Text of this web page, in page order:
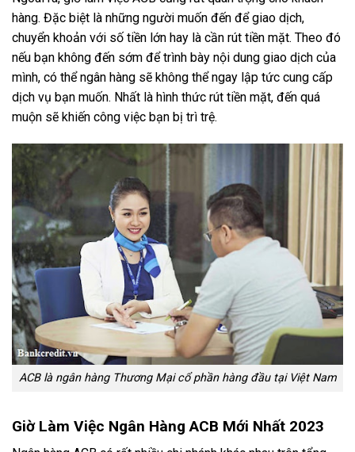
hàng. Đặc biệt là những người muốn đến để giao dịch,
chuyển khoản với số tiền lớn hay là cần rút tiền mặt. Theo đó
nếu bạn không đến sớm để trình bày nội dung giao dịch của
mình, có thể ngân hàng sẽ không thể ngay lập tức cung cấp
dịch vụ bạn muốn. Nhất là hình thức rút tiền mặt, đến quá
muộn sẽ khiến công việc bạn bị trì trệ.
ACB là ngân hàng Thương Mại cổ phần hàng đầu tại Việt Nam
Giờ Làm Việc Ngân Hàng ACB Mới Nhất 2023